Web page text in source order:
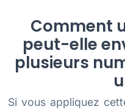
Comment
peut-elle
plusieurs
Si vous appliquez